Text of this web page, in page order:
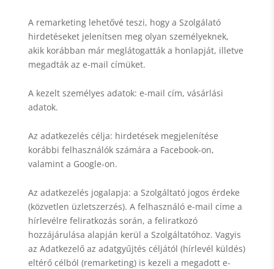
A remarketing lehetővé teszi, hogy a Szolgálató
hirdetéseket jelenítsen meg olyan személyeknek,
akik korábban már meglátogatták a honlapját, illetve
megadták az e-mail címüket.
A kezelt személyes adatok: e-mail cím, vásárlási
adatok.
Az adatkezelés célja: hirdetések megjelenítése
korábbi felhasználók számára a Facebook-on,
valamint a Google-on.
Az adatkezelés jogalapja: a Szolgáltató jogos érdeke
(közvetlen üzletszerzés). A felhasználó e-mail címe a
hírlevélre feliratkozás során, a feliratkozó
hozzájárulása alapján kerül a Szolgáltatóhoz. Vagyis
az Adatkezelő az adatgyűjtés céljától (hírlevél küldés)
eltérő célból (remarketing) is kezeli a megadott e-